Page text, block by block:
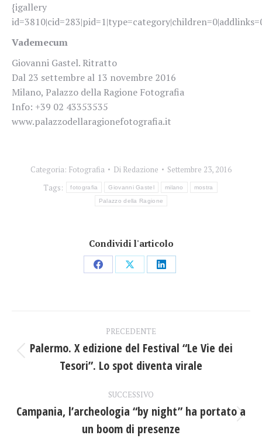
{igallery
Vademecum
Giovanni Gastel. Ritratto
Dal 23 settembre al 13 novembre 2016
Milano, Palazzo della Ragione Fotografia
Info: +39 02 43353535
www.palazzodellaragionefotografia.it
Categoria: Fotografia Di Redazione
Settembre 23, 2016
Tags:
fotografia Giovanni Gastel milano mostra
Palazzo della Ragione
Condividi l'articolo
CondividiCondividiCondividi
tra
post
PRECEDENTE
Post
precedente:
Palermo. X edizione del Festival “Le Vie dei
Tesori”. Lo spot diventa virale
SUCCESSIVO
Prossimo
post:
Campania, l’archeologia “by night” ha portato a
un boom di presenze